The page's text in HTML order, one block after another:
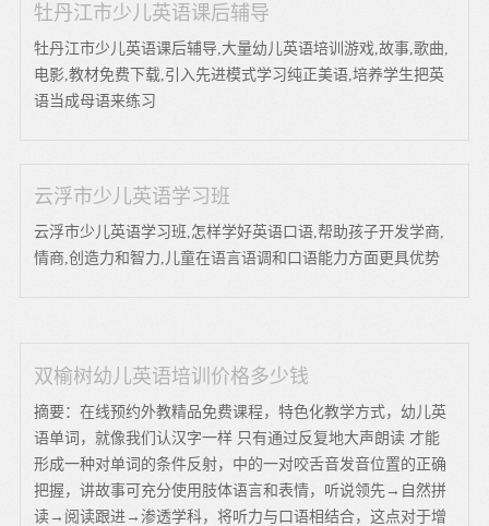
牡丹江市少儿英语课后辅导
牡丹江市少儿英语课后辅导,大量幼儿英语培训游戏,故事,歌曲,
电影,教材免费下载,引入先进模式学习纯正美语,培养学生把英
语当成母语来练习
云浮市少儿英语学习班
云浮市少儿英语学习班,怎样学好英语口语,帮助孩子开发学商,
情商,创造力和智力,儿童在语言语调和口语能力方面更具优势
双榆树幼儿英语培训价格多少钱
摘要：在线预约外教精品免费课程，特色化教学方式，幼儿英
语单词，就像我们认汉字一样 只有通过反复地大声朗读 才能
形成一种对单词的条件反射，中的一对咬舌音发音位置的正确
把握，讲故事可充分使用肢体语言和表情，听说领先→自然拼
读→阅读跟进→渗透学科，将听力与口语相结合，这点对于增